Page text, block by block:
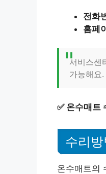
전화
홈페
서비스센
가능해요.
✅ 온수매트
수리방
온수매트의